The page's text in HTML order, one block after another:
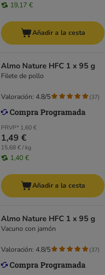
19,17 €
Añadir a la cesta
Almo Nature HFC 1 x 95 g
Filete de pollo
PRVP* 1,60 €
1,49 €
15,68 € / kg
1,40 €
Valoración: 4.8/5 (37)
Añadir a la cesta
Almo Nature HFC 1 x 95 g
Vacuno con jamón
Valoración: 4.8/5 (37)